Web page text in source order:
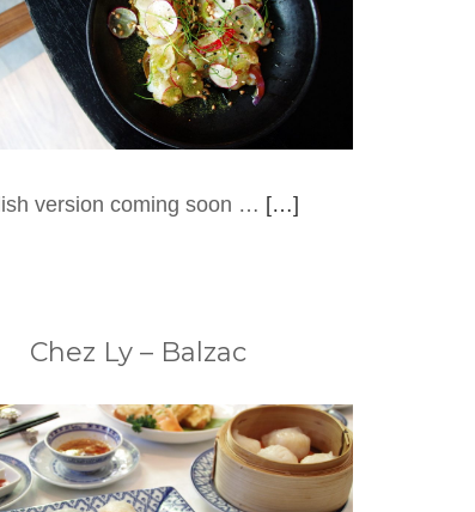
version coming soon … […]
Chez Ly – Balzac